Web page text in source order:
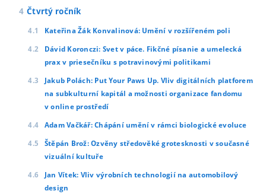
Čtvrtý ročník
Kateřina Žák Konvalinová: Umění v rozšířeném poli
Dávid Koronczi: Svet v páce. Fikčné písanie a umelecká
prax v priesečníku s potravinovými politikami
Jakub Polách: Put Your Paws Up. Vliv digitálních platforem
na subkulturní kapitál a možnosti organizace fandomu
v online prostředí
Adam Vačkář: Chápání umění v rámci biologické evoluce
Štěpán Brož: Ozvěny středověké grotesknosti v současné
vizuální kultuře
Jan Vítek: Vliv výrobních technologií na automobilový
design